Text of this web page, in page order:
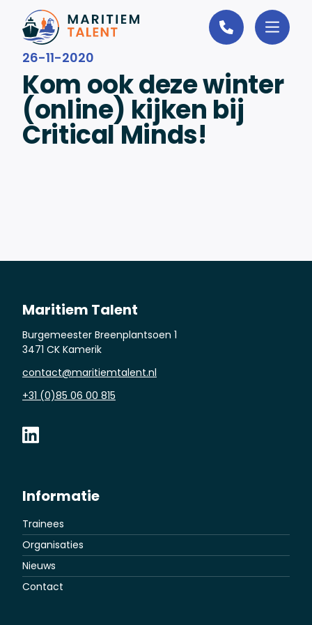
Ga naar de inhoud
26-11-2020
Kom ook deze winter
(online) kijken bij
Critical Minds!
Informatie
Trainees
Organisaties
Nieuws
Contact
Maritiem Talent
Burgemeester Breenplantsoen 1
3471 CK Kamerik
contact@maritiemtalent.nl
+31 (0)85 06 00 815